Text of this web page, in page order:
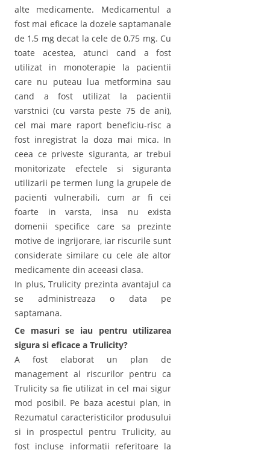
alte medicamente. Medicamentul a
fost mai eficace la dozele saptamanale
de 1,5 mg decat la cele de 0,75 mg. Cu
toate acestea, atunci cand a fost
utilizat in monoterapie la pacientii
care nu puteau lua metformina sau
cand a fost utilizat la pacientii
varstnici (cu varsta peste 75 de ani),
cel mai mare raport beneficiu-risc a
fost inregistrat la doza mai mica. In
ceea ce priveste siguranta, ar trebui
monitorizate efectele si siguranta
utilizarii pe termen lung la grupele de
pacienti vulnerabili, cum ar fi cei
foarte in varsta, insa nu exista
domenii specifice care sa prezinte
motive de ingrijorare, iar riscurile sunt
considerate similare cu cele ale altor
medicamente din aceeasi clasa.
In plus, Trulicity prezinta avantajul ca
se administreaza o data pe
saptamana.
Ce masuri se iau pentru utilizarea
sigura si eficace a Trulicity?
A fost elaborat un plan de
management al riscurilor pentru ca
Trulicity sa fie utilizat in cel mai sigur
mod posibil. Pe baza acestui plan, in
Rezumatul caracteristicilor produsului
si in prospectul pentru Trulicity, au
fost incluse informatii referitoare la